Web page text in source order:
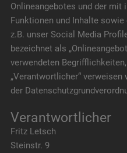
Onlineangebotes und der mit
Funktionen und Inhalte
z.B. unser Social Media
bezeichnet als
verwendeten
„Verantwortlicher“
der
Verantwortlicher
Fritz Letsch
Steinstr. 9